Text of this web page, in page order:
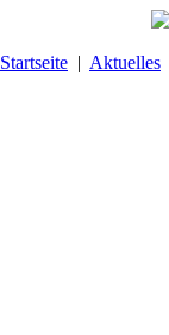
Startseite | Aktuelles